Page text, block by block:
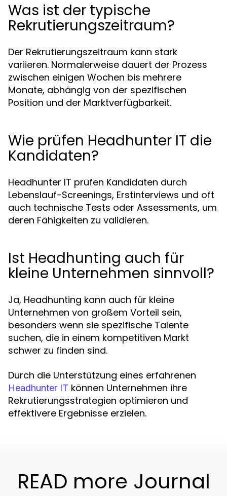
Was ist der typische
Rekrutierungszeitraum?
Der Rekrutierungszeitraum kann stark
variieren. Normalerweise dauert der Prozess
zwischen einigen Wochen bis mehrere
Monate, abhängig von der spezifischen
Position und der Marktverfügbarkeit.
Wie prüfen Headhunter IT die
Kandidaten?
Headhunter IT prüfen Kandidaten durch
Lebenslauf-Screenings, Erstinterviews und oft
auch technische Tests oder Assessments, um
deren Fähigkeiten zu validieren.
Ist Headhunting auch für
kleine Unternehmen sinnvoll?
Ja, Headhunting kann auch für kleine
Unternehmen von großem Vorteil sein,
besonders wenn sie spezifische Talente
suchen, die in einem kompetitiven Markt
schwer zu finden sind.
Durch die Unterstützung eines erfahrenen
Headhunter IT können Unternehmen ihre
Rekrutierungsstrategien optimieren und
effektivere Ergebnisse erzielen.
READ more Journal